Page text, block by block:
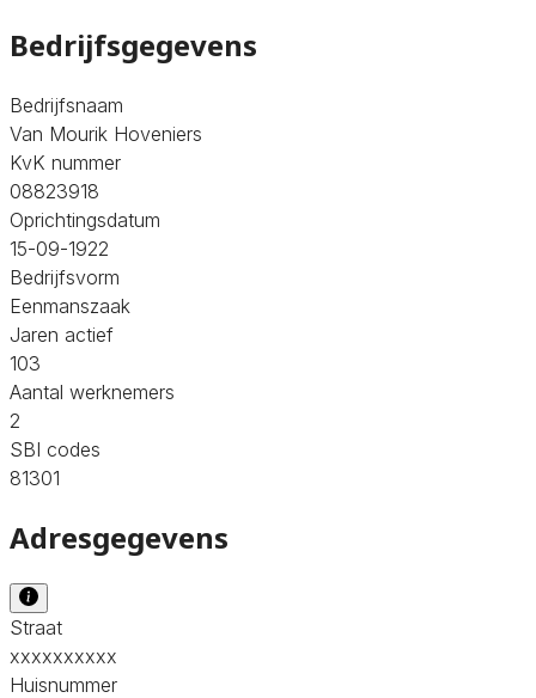
Bedrijfsgegevens
Bedrijfsnaam
Van Mourik Hoveniers
KvK nummer
08823918
Oprichtingsdatum
15-09-1922
Bedrijfsvorm
Eenmanszaak
Jaren actief
103
Aantal werknemers
2
SBI codes
81301
Adresgegevens
Straat
xxxxxxxxxx
Huisnummer